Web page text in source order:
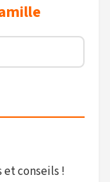
et conseils !